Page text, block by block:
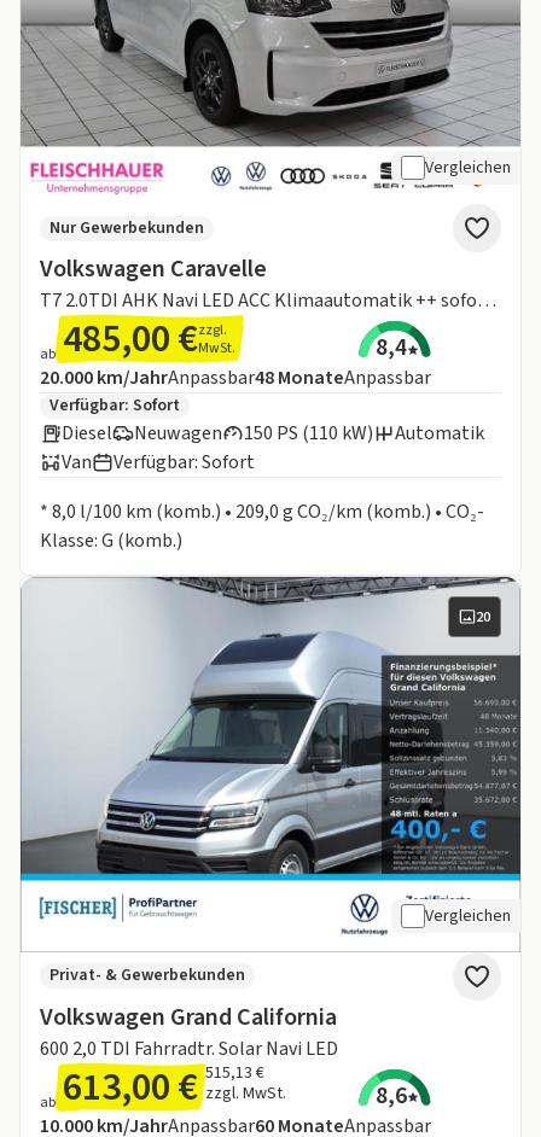
Vergleichen
Volkswagen Caravelle
T7 2.0TDI AHK Navi LED ACC Klimaautomatik ++ sofort Verfügbar ++
Nur Gewerbekunden
ab 485,00 €zzgl.
MwSt.
8,4
Angebotsdetails:
Inklusive Laufleistung
20.000 km/JahrAnpassbarLaufzeit
48MonateAnpassbar
Zusätzliche Fahrzeuginformationen:
Verfügbar: Sofort
Diesel Neuwagen 150 PS (110 kW)
Automatik
Van
Verfügbar: Sofort
* 8,0 l/100 km (komb.) • 209,0 g CO₂/km (komb.) • CO₂-
Klasse: G (komb.)
20
Vergleichen
Volkswagen Grand California
600 2,0 TDI Fahrradtr. Solar Navi LED
Privat- & Gewerbekunden
ab 613,00 € 515,13 €
zzgl. MwSt.
8,6
Angebotsdetails:
Inklusive Laufleistung
10.000 km/JahrAnpassbarLaufzeit
60MonateAnpassbar